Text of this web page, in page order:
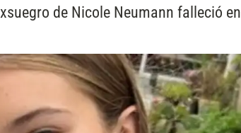
de Nicole Neumann falleció en